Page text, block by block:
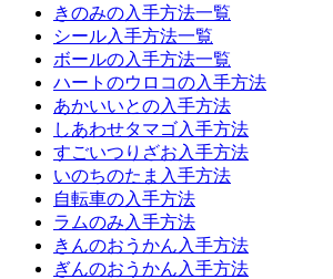
きのみの入手方法一覧
シール入手方法一覧
ボールの入手方法一覧
ハートのウロコの入手方法
あかいいとの入手方法
しあわせタマゴ入手方法
すごいつりざお入手方法
いのちのたま入手方法
自転車の入手方法
ラムのみ入手方法
きんのおうかん入手方法
ぎんのおうかん入手方法